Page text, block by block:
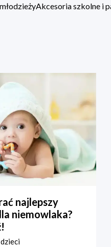
Akcesoria szkolne i
najlepszy
niemowlaka?